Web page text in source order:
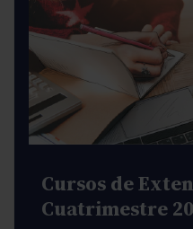
Cursos de
Cuatrimestre